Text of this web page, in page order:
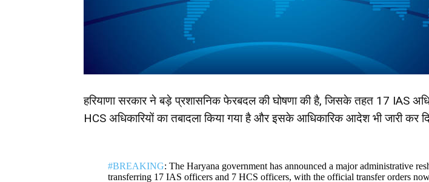
हरियाणा सरकार ने बड़े प्रशासनिक फेरबदल की घोषणा की है, जिसके तहत 17 IAS
HCS अधिकारियों का तबादला किया गया है और इसके आधिकारिक आदेश भी जारी कर
#BREAKING: The Haryana government has announced a major administrative
transferring 17 IAS officers and 7 HCS officers, with the official transfer orders